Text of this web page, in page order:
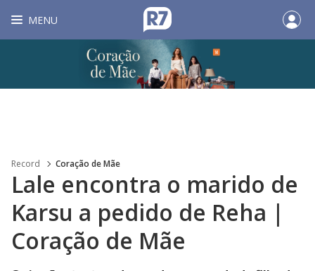
MENU
Record Coração de Mãe
Lale encontra o marido de
Karsu a pedido de Reha |
Coração de Mãe